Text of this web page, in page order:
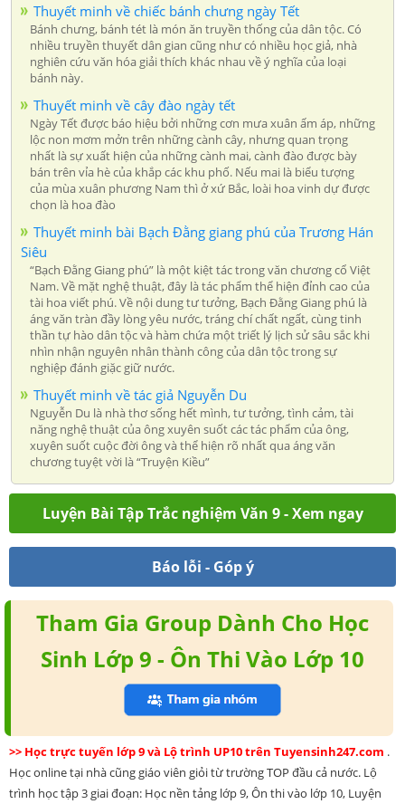
Thuyết minh về chiếc bánh chưng ngày Tết
Bánh chưng, bánh tét là món ăn truyền thống của dân tộc. Có
nhiều truyền thuyết dân gian cũng như có nhiều học giả, nhà
nghiên cứu văn hóa giải thích khác nhau về ý nghĩa của loại
bánh này.
Thuyết minh về cây đào ngày tết
Ngày Tết được báo hiệu bởi những cơn mưa xuân ấm áp, những
lộc non mơm mởn trên những cành cây, nhưng quan trọng
nhất là sự xuất hiện của những cành mai, cành đào được bày
bán trên vỉa hè của khắp các khu phố. Nếu mai là biểu tượng
của mùa xuân phương Nam thì ở xứ Bắc, loài hoa vinh dự được
chọn là hoa đào
Thuyết minh bài Bạch Đằng giang phú của Trương Hán
Siêu
“Bạch Đằng Giang phú” là một kiệt tác trong văn chương cổ Việt
Nam. Về mặt nghệ thuật, đây là tác phẩm thể hiện đỉnh cao của
tài hoa viết phú. Về nội dung tư tưởng, Bạch Đằng Giang phú là
áng văn tràn đầy lòng yêu nước, tráng chí chất ngất, cùng tinh
thần tự hào dân tộc và hàm chứa một triết lý lịch sử sâu sắc khi
nhìn nhận nguyên nhân thành công của dân tộc trong sự
nghiệp đánh giặc giữ nước.
Thuyết minh về tác giả Nguyễn Du
Nguyễn Du là nhà thơ sống hết mình, tư tưởng, tình cảm, tài
năng nghệ thuật của ông xuyên suốt các tác phẩm của ông,
xuyên suốt cuộc đời ông và thể hiện rõ nhất qua áng văn
chương tuyệt vời là “Truyện Kiều”
Luyện Bài Tập Trắc nghiệm Văn 9 - Xem ngay
Báo lỗi - Góp ý
Tham Gia Group Dành Cho Học
Sinh Lớp 9 - Ôn Thi Vào Lớp 10
>> Học trực tuyến lớp 9 và Lộ trình UP10 trên Tuyensinh247.com .
Học online tại nhà cũng giáo viên giỏi từ trường TOP đầu cả nước. Lộ
trình học tập 3 giai đoạn: Học nền tảng lớp 9, Ôn thi vào lớp 10, Luyện